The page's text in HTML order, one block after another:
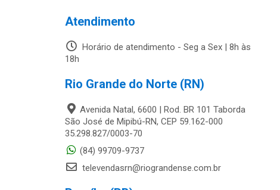
Atendimento
Horário de atendimento - Seg a Sex | 8h às
18h
Rio Grande do Norte (RN)
Avenida Natal, 6600 | Rod. BR 101 Taborda
São José de Mipibú-RN, CEP 59.162-000
35.298.827/0003-70
(84) 99709-9737
televendasrn@riograndense.com.br